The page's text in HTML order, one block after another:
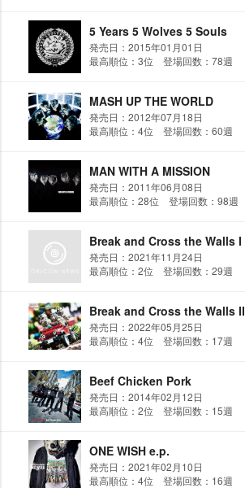
5 Years 5 Wolves 5 Souls
発売日：2015年01月01日
最高順位：3位 登場回数：78週
MASH UP THE WORLD
発売日：2012年07月18日
最高順位：4位 登場回数：60週
MAN WITH A MISSION
発売日：2011年06月08日
最高順位：28位 登場回数：98週
Break and Cross the Walls Ⅰ
発売日：2021年11月24日
最高順位：2位 登場回数：29週
Break and Cross the Walls Ⅱ
発売日：2022年05月25日
最高順位：4位 登場回数：17週
Beef Chicken Pork
発売日：2014年02月12日
最高順位：2位 登場回数：15週
ONE WISH e.p.
発売日：2021年02月10日
最高順位：4位 登場回数：16週